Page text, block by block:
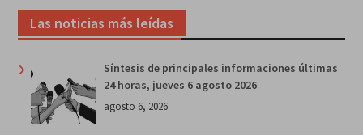
Las noticias más leídas
Síntesis de principales informaciones últimas
24 horas, jueves 6 agosto 2026
agosto 6, 2026